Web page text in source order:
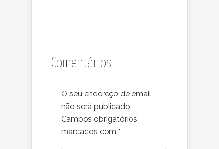
Comentários
O seu endereço de email
não será publicado.
Campos obrigatórios
marcados com *